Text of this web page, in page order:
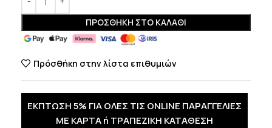
ΠΡΟΣΘΉΚΗ ΣΤΟ ΚΑΛΆΘΙ
Πρόσθήκη στην λίστα επιθυμιών
ΕΚΠΤΩΣΗ 5% ΓΙΑ ΟΛΕΣ ΤΙΣ ONLINE ΠΑΡΑΓΓΕΛΙΕΣ
ΜΕ ΚΑΡΤΑ ή ΤΡΑΠΕΖΙΚΗ ΚΑΤΑΘΕΣΗ